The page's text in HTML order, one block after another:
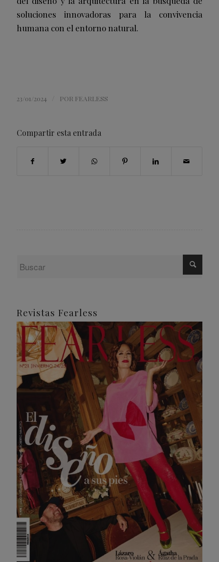
soluciones innovadoras para la convivencia
humana con el entorno natural.
23/01/2024 POR FEARLESS
Compartir esta entrada
Revistas Fearless